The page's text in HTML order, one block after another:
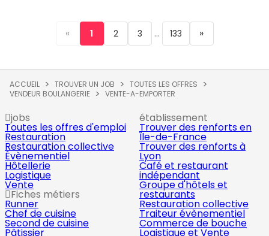
« 1 2 3 ... 133 »
ACCUEIL TROUVER UN JOB
TOUTES LES OFFRES
VENDEUR BOULANGERIE
VENTE-A-EMPORTER
jobs
Toutes les offres d'emploi
Restauration
Restauration collective
Évènementiel
Hôtellerie
Logistique
Vente
Fiches métiers
Runner
Chef de cuisine
Second de cuisine
Pâtissier
établissement
Trouver des renforts en
Île-de-France
Trouver des renforts à
Lyon
Café et restaurant
indépendant
Groupe d'hôtels et
restaurants
Restauration collective
Traiteur évènementiel
Commerce de bouche
Logistique et Vente